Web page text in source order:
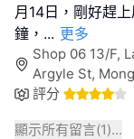
月14日，剛好趕
鐘， ... 更多
Shop 06 13/F,
Argyle St,
評分
顯示所有留言(1)...